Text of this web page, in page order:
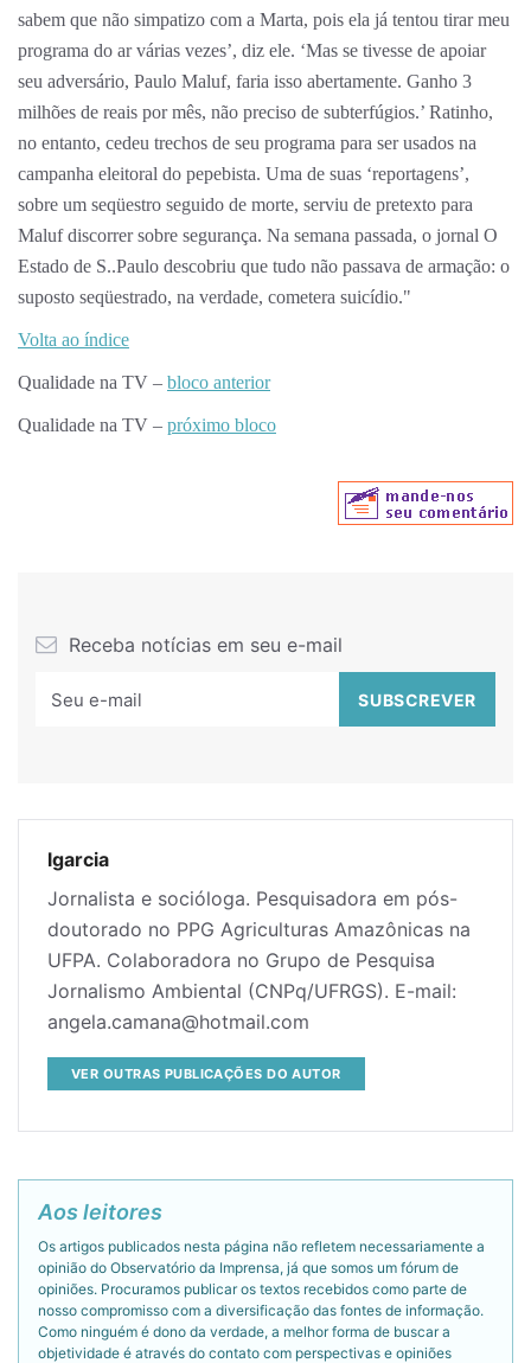
sabem que não simpatizo com a Marta, pois ela já tentou tirar meu
programa do ar várias vezes’, diz ele. ‘Mas se tivesse de apoiar
seu adversário, Paulo Maluf, faria isso abertamente. Ganho 3
milhões de reais por mês, não preciso de subterfúgios.’ Ratinho,
no entanto, cedeu trechos de seu programa para ser usados na
campanha eleitoral do pepebista. Uma de suas ‘reportagens’,
sobre um seqüestro seguido de morte, serviu de pretexto para
Maluf discorrer sobre segurança. Na semana passada, o jornal O
Estado de S..Paulo descobriu que tudo não passava de armação: o
suposto seqüestrado, na verdade, cometera suicídio."
Volta ao índice
Qualidade na TV – bloco anterior
Qualidade na TV – próximo bloco
Receba notícias em seu e-mail
lgarcia
Jornalista e socióloga. Pesquisadora em pós-
doutorado no PPG Agriculturas Amazônicas na
UFPA. Colaboradora no Grupo de Pesquisa
Jornalismo Ambiental (CNPq/UFRGS). E-mail:
angela.camana@hotmail.com
VER OUTRAS PUBLICAÇÕES DO AUTOR
Aos leitores
Os artigos publicados nesta página não refletem necessariamente a
opinião do Observatório da Imprensa, já que somos um fórum de
opiniões. Procuramos publicar os textos recebidos como parte de
nosso compromisso com a diversificação das fontes de informação.
Como ninguém é dono da verdade, a melhor forma de buscar a
objetividade é através do contato com perspectivas e opiniões